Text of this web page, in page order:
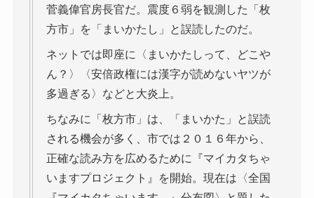
菅義偉官房長官だ。震度６弱を観測した「枚
方市」を「まいかたし」と誤読したのだ。
ネットでは即座に〈まいかたしって、どこや
ん？〉〈安倍政権には漢字が読めないヤツが
多過ぎる〉などと大炎上。
ちなみに「枚方市」は、「まいかた」と誤読
される機会が多く、市では２０１６年から、
正確な読み方を広めるために『マイカタちゃ
いますプロジェクト』を開始。現在は〈全国